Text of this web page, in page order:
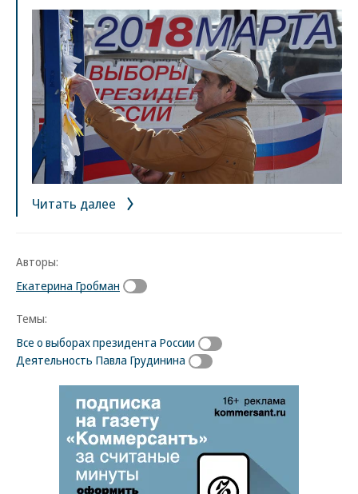
Читать далее
Авторы:
Екатерина Гробман
Темы:
Все о выборах президента России
Деятельность Павла Грудинина